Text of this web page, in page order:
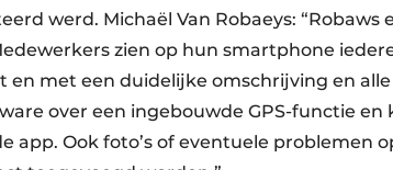
werd. Michaël Van Robaeys: “Robaws
zien op hun smartphone
en met een duidelijke omschrijving en
over een ingebouwde GPS-functie en
app. Ook foto’s of eventuele problemen